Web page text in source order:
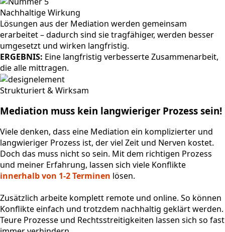
Nachhaltige Wirkung
Lösungen aus der Mediation werden gemeinsam
erarbeitet – dadurch sind sie tragfähiger, werden besser
umgesetzt und wirken langfristig.
ERGEBNIS: Eine langfristig verbesserte Zusammenarbeit,
die alle mittragen.
Strukturiert & Wirksam
Mediation muss kein langwieriger Prozess sein!
Viele denken, dass eine Mediation ein komplizierter und
langwieriger Prozess ist, der viel Zeit und Nerven kostet.
Doch das muss nicht so sein. Mit dem richtigen Prozess
und meiner Erfahrung, lassen sich viele Konflikte
innerhalb von 1-2 Terminen lösen.
Zusätzlich arbeite komplett remote und online. So können
Konflikte einfach und trotzdem nachhaltig geklärt werden.
Teure Prozesse und Rechtsstreitigkeiten lassen sich so fast